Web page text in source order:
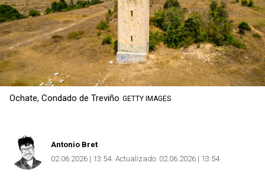
Ochate, Condado de Treviño GETTY IMAGES
Antonio Bret
02.06.2026 | 13:54 Actualizado: 02.06.2026 | 13:54